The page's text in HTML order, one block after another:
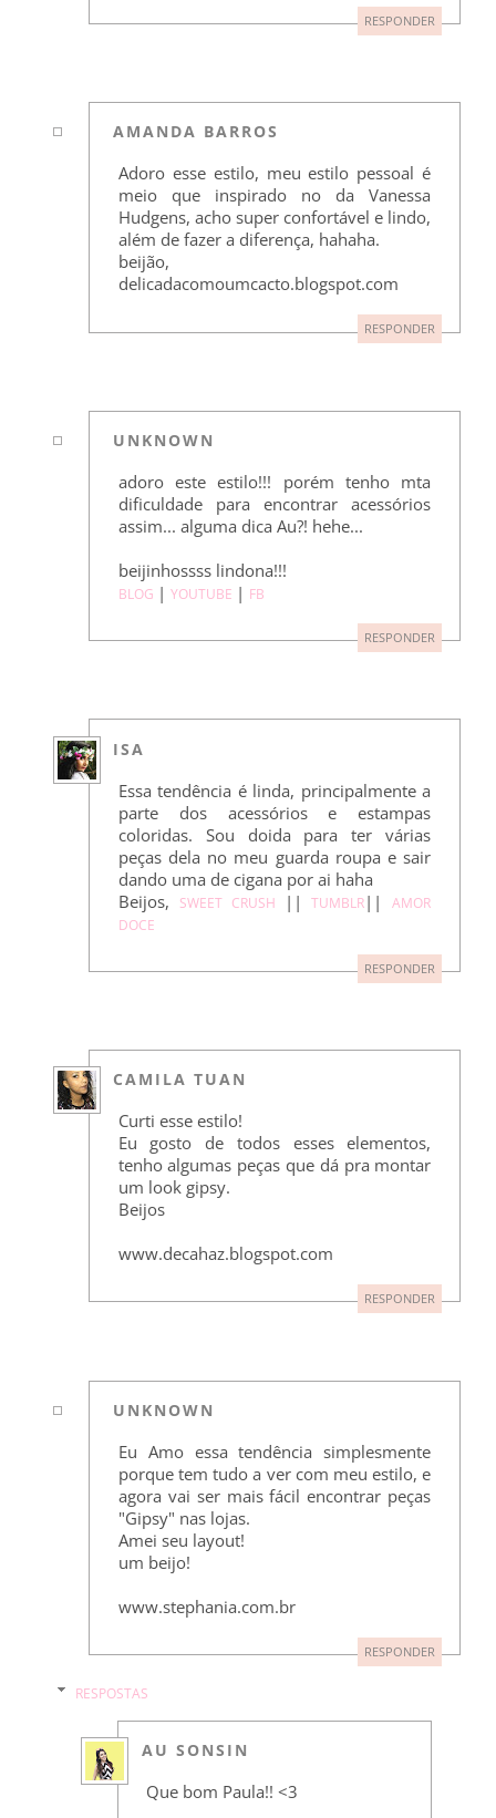
RESPONDER
AMANDA BARROS
Adoro esse estilo, meu estilo pessoal é
meio que inspirado no da Vanessa
Hudgens, acho super confortável e lindo,
além de fazer a diferença, hahaha.
beijão,
delicadacomoumcacto.blogspot.com
RESPONDER
UNKNOWN
adoro este estilo!!! porém tenho mta
dificuldade para encontrar acessórios
assim... alguma dica Au?! hehe...
beijinhossss lindona!!!
BLOG | YOUTUBE | FB
RESPONDER
ISA
Essa tendência é linda, principalmente a
parte dos acessórios e estampas
coloridas. Sou doida para ter várias
peças dela no meu guarda roupa e sair
dando uma de cigana por ai haha
Beijos,
SWEET CRUSH ||TUMBLR||AMOR
DOCE
RESPONDER
CAMILA TUAN
Curti esse estilo!
Eu gosto de todos esses elementos,
tenho algumas peças que dá pra montar
um look gipsy.
Beijos
www.decahaz.blogspot.com
RESPONDER
UNKNOWN
Eu Amo essa tendência simplesmente
porque tem tudo a ver com meu estilo, e
agora vai ser mais fácil encontrar peças
"Gipsy" nas lojas.
Amei seu layout!
um beijo!
www.stephania.com.br
RESPONDER
RESPOSTAS
AU SONSIN
Que bom Paula!! <3